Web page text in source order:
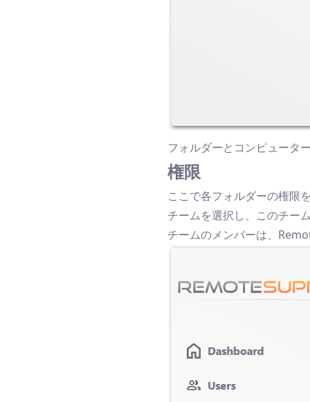
フォルダーとコンピュータ
権限
ここで各フォルダーの権限
チームを選択し、このチー
チームのメンバーは、